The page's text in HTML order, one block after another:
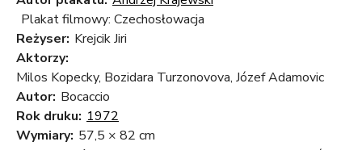
Plakat filmowy: Czechosłowacja
Reżyser: Krejcik Jiri
Aktorzy:
Milos Kopecky, Bozidara Turzonovova, Józef Adamovic
Autor: Bocaccio
Rok druku: 1972
Wymiary: 57,5 × 82 cm